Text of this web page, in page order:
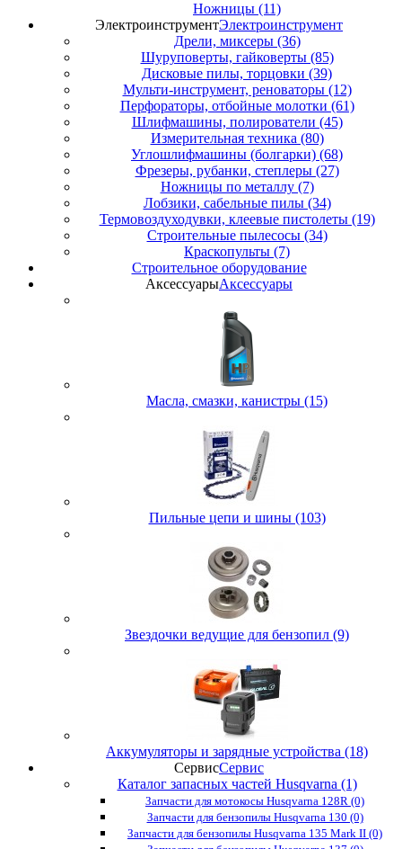
Ножницы (11)
ЭлектроинструментЭлектроинструмент
Дрели, миксеры (36)
Шуруповерты, гайковерты (85)
Дисковые пилы, торцовки (39)
Мульти-инструмент, реноваторы (12)
Перфораторы, отбойные молотки (61)
Шлифмашины, полирователи (45)
Измерительная техника (80)
Углошлифмашины (болгарки) (68)
Фрезеры, рубанки, степлеры (27)
Ножницы по металлу (7)
Лобзики, сабельные пилы (34)
Термовоздуходувки, клеевые пистолеты (19)
Строительные пылесосы (34)
Краскопульты (7)
Строительное оборудование
АксессуарыАксессуары
Масла, смазки, канистры (15)
Пильные цепи и шины (103)
Звездочки ведущие для бензопил (9)
Аккумуляторы и зарядные устройства (18)
СервисСервис
Каталог запасных частей Husqvarna (1)
Запчасти для мотокосы Husqvarna 128R (0)
Запчасти для бензопилы Husqvarna 130 (0)
Запчасти для бензопилы Husqvarna 135 Mark II (0)